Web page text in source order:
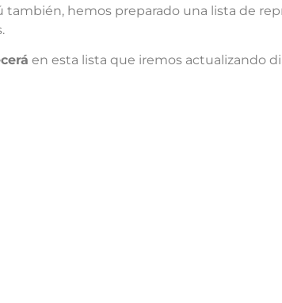
hemos preparado una lista de
en esta lista que iremos actualizando